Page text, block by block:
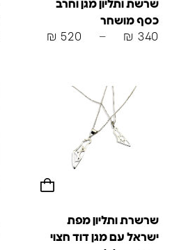
שרשת ותליון מגן וחרב
כסף מושחר
₪ 340
–
₪ 520
שרשרת ותליון מפת
ישראל עם מגן דוד חצוי